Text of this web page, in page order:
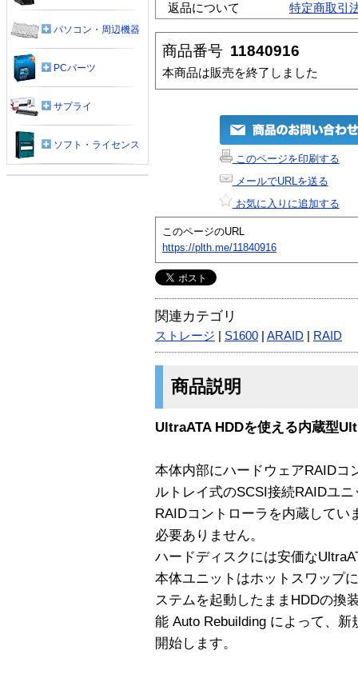
返品について
特定商取引
商品番号 11840916
本商品は販売を終了しました
このページを印刷する
メールでURLを送る
お気に入りに追加する
このページのURL
https://plth.me/11840916
関連カテゴリ
ストレージ S1600 ARAID RAID
商品説明
UltraATA HDDを使える内蔵型
本体内部にハードウェアRAIDコ
ルトレイ式のSCSI接続RAIDユ
RAIDコントローラを内蔵してい
必要ありません。
ハードディスクには安価な
本体ユニットはホットスワップ
ステムを起動したままHDDの換
能 Auto Rebuilding によって、
開始します。
パソコン・周辺機器
PCパーツ
サプライ
ソフト・ライセンス